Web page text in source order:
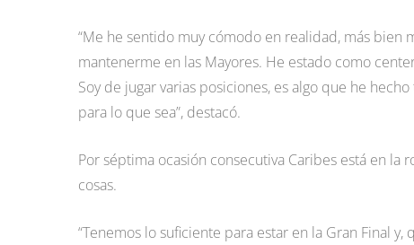
“Me he sentido muy cómodo en realidad, más bien
mantenerme en las Mayores. He estado como
Soy de jugar varias posiciones, es algo que he
para lo que sea”, destacó.
Por séptima ocasión consecutiva Caribes está en
cosas.
“Tenemos lo suficiente para estar en la Gran Final